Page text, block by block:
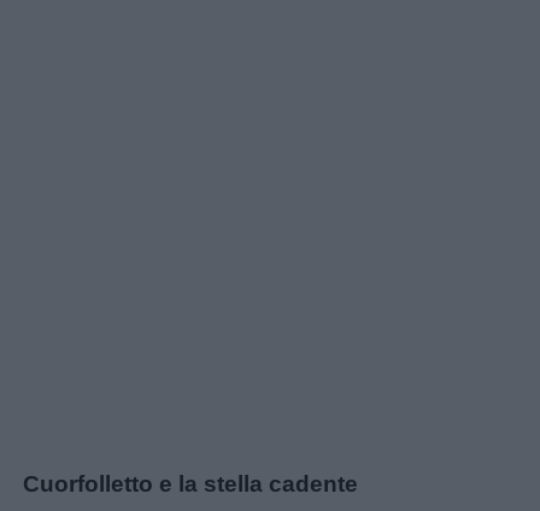
Cuorfolletto e la stella cadente